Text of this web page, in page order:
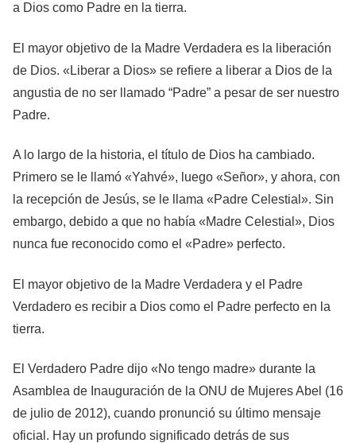
a Dios como Padre en la tierra.
El mayor objetivo de la Madre Verdadera es la liberación
de Dios. «Liberar a Dios» se refiere a liberar a Dios de la
angustia de no ser llamado “Padre” a pesar de ser nuestro
Padre.
A lo largo de la historia, el título de Dios ha cambiado.
Primero se le llamó «Yahvé», luego «Señor», y ahora, con
la recepción de Jesús, se le llama «Padre Celestial». Sin
embargo, debido a que no había «Madre Celestial», Dios
nunca fue reconocido como el «Padre» perfecto.
El mayor objetivo de la Madre Verdadera y el Padre
Verdadero es recibir a Dios como el Padre perfecto en la
tierra.
El Verdadero Padre dijo «No tengo madre» durante la
Asamblea de Inauguración de la ONU de Mujeres Abel (16
de julio de 2012), cuando pronunció su último mensaje
oficial. Hay un profundo significado detrás de sus